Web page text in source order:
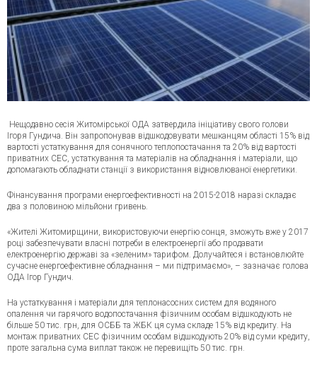
Нещодавно сесія Житомірської ОДА затвердила ініціативу свого голови
Ігоря Гундича. Він запропонував відшкодовувати мешканцям області 15% від
вартості устаткування для сонячного теплопостачання та 20% від вартості
приватних СЕС, устаткування та матеріалів на обладнання і матеріали, що
допомагають обладнати станції з використання відновлюваної енергетики.
Фінансування програми енергоефективності на 2015-2018 наразі складає
два з половиною мільйони гривень.
«Жителі Житомирщини, використовуючи енергію сонця, зможуть вже у 2017
році забезпечувати власні потреби в електроенергії або продавати
електроенергію державі за «зеленим» тарифом. Долучайтеся і встановлюйте
сучасне енергоефективне обладнання – ми підтримаємо», – зазначає голова
ОДА Ігор Гундич.
На устаткування і матеріали для теплонасосних систем для водяного
опалення чи гарячого водопостачання фізичним особам відшкодують не
більше 50 тис. грн, для ОСББ та ЖБК ця сума складе 15% від кредиту. На
монтаж приватних СЕС фізичним особам відшкодують 20% від суми кредиту,
проте загальна сума виплат також не перевищіть 50 тис. грн.